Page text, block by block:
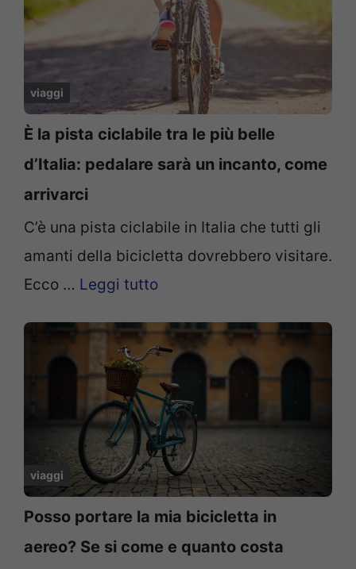
viaggi
È la pista ciclabile tra le più belle
d’Italia: pedalare sarà un incanto, come
arrivarci
C’è una pista ciclabile in Italia che tutti gli
amanti della bicicletta dovrebbero visitare.
Ecco … Leggi tutto
viaggi
Posso portare la mia bicicletta in
aereo? Se si come e quanto costa